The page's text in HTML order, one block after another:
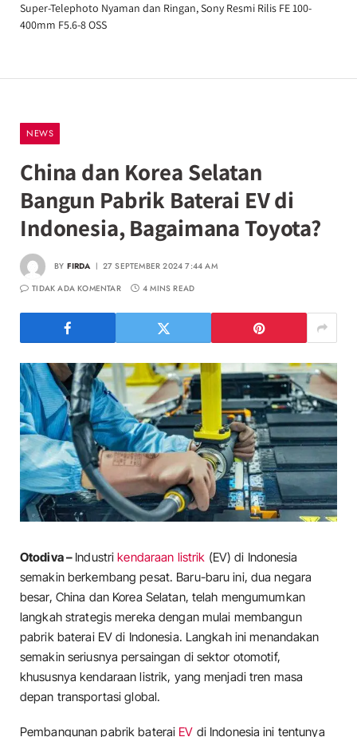
Super-Telephoto Nyaman dan Ringan, Sony Resmi Rilis FE 100-
400mm F5.6-8 OSS
NEWS
China dan Korea Selatan
Bangun Pabrik Baterai EV di
Indonesia, Bagaimana Toyota?
BY FIRDA
27 SEPTEMBER 2024 7:44 AM
TIDAK ADA KOMENTAR
4 MINS READ
Otodiva – Industrikendaraan listrik (EV) di Indonesia
semakin berkembang pesat. Baru-baru ini, dua negara
besar, China dan Korea Selatan, telah mengumumkan
langkah strategis mereka dengan mulai membangun
pabrik baterai EV di Indonesia. Langkah ini menandakan
semakin seriusnya persaingan di sektor otomotif,
khususnya kendaraan listrik, yang menjadi tren masa
depan transportasi global.
Pembangunan pabrik baterai EV di Indonesia ini tentunya